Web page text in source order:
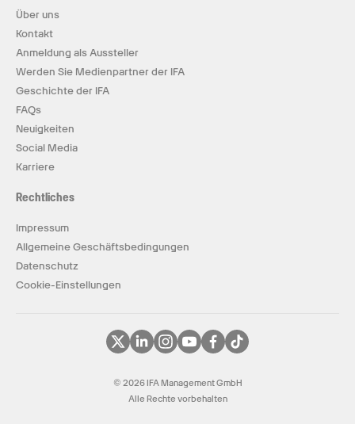
Über uns
Kontakt
Anmeldung als Aussteller
Werden Sie Medienpartner der IFA
Geschichte der IFA
FAQs
Neuigkeiten
Social Media
Karriere
Rechtliches
Impressum
Allgemeine Geschäftsbedingungen
Datenschutz
Cookie-Einstellungen
© 2026 IFA Management GmbH
Alle Rechte vorbehalten